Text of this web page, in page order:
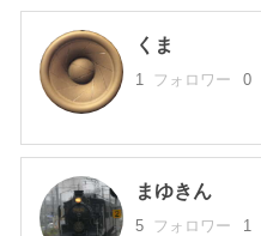
くま
1 フォロワー 0
まゆきん
5 フォロワー 1